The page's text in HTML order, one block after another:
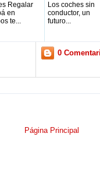
Regalar
en
te...
Los coches sin
conductor, un
futuro...
0
Página Principal